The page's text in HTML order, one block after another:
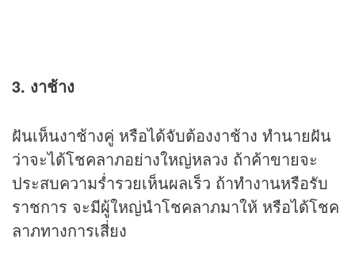
3. งาช้าง
ฝันเห็นงาช้างคู่ หรือได้จับต้องงาช้าง ทำนายฝัน
ว่าจะได้โชคลาภอย่างใหญ่หลวง ถ้าค้าขายจะ
ประสบความร่ำรวยเห็นผลเร็ว ถ้าทำงานหรือรับ
ราชการ จะมีผู้ใหญ่นำโชคลาภมาให้ หรือได้โชค
ลาภทางการเสี่ยง